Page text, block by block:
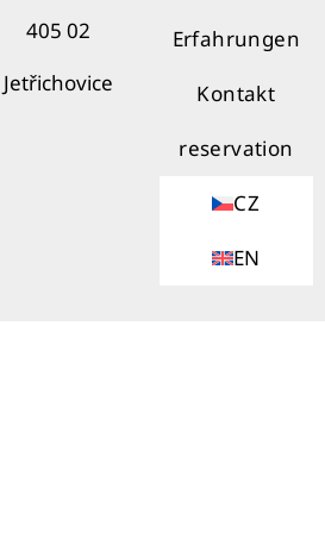
405 02
Jetřichovice
Erfahrungen
Kontakt
reservation
CZ
EN